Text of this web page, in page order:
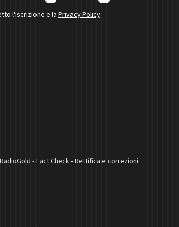
l'iscrizione e laPrivacy Policy
-Fact Check-Rettifica e correzioni